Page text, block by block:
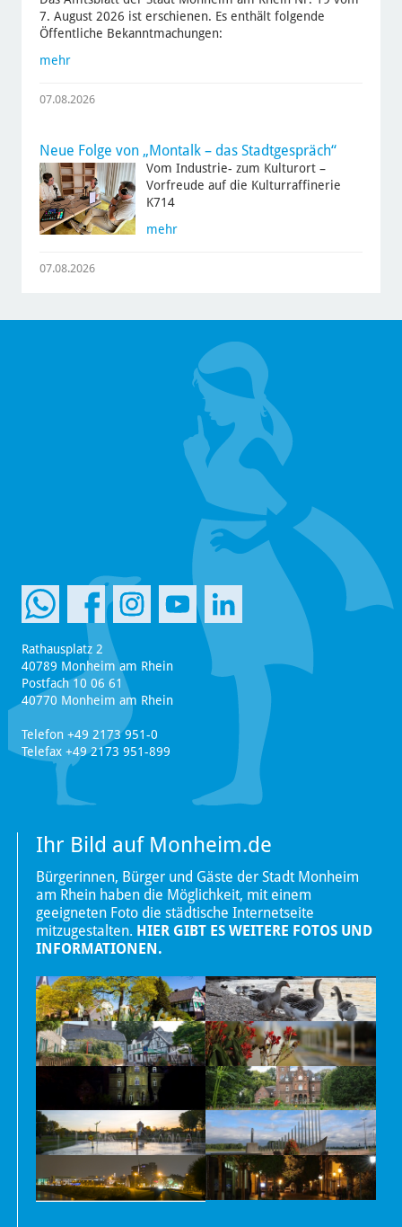
7. August 2026 ist erschienen. Es enthält folgende
Öffentliche Bekanntmachungen:
mehr
07.08.2026
Neue Folge von „Montalk – das Stadtgespräch“
Vom Industrie- zum Kulturort –
Vorfreude auf die Kulturraffinerie
K714
mehr
07.08.2026
Rathausplatz 2
40789 Monheim am Rhein
Postfach 10 06 61
40770 Monheim am Rhein
Telefon +49 2173 951-0
Telefax +49 2173 951-899
Ihr Bild auf Monheim.de
Bürgerinnen, Bürger und Gäste der Stadt Monheim
am Rhein haben die Möglichkeit, mit einem
geeigneten Foto die städtische Internetseite
mitzugestalten. HIER GIBT ES WEITERE FOTOS UND
INFORMATIONEN.